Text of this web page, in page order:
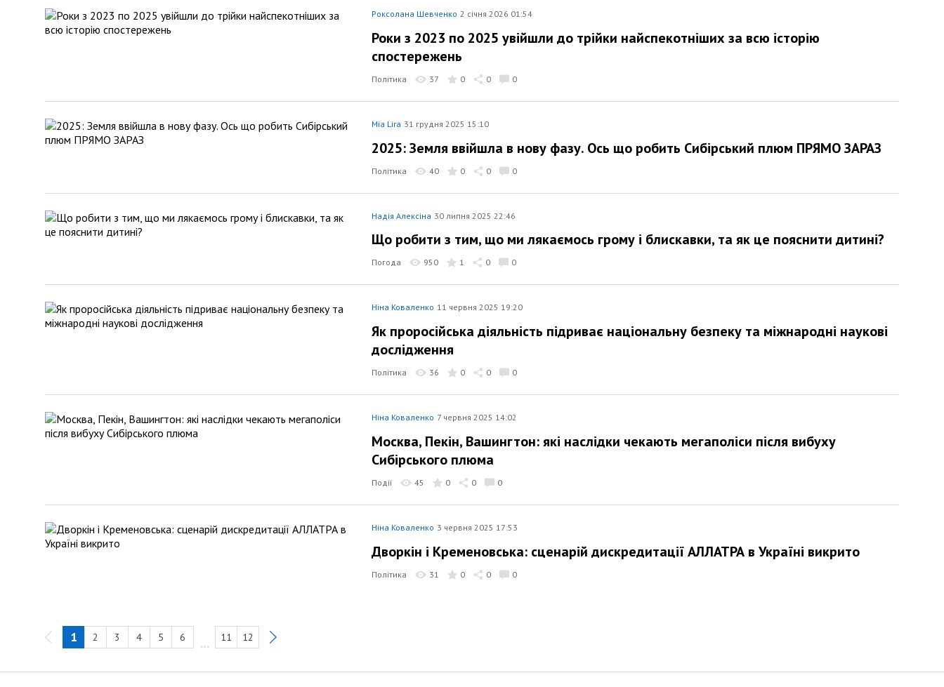
Роксолана Шевченко 2 січня 2026 01:54
Роки з 2023 по 2025 увійшли до трійки найспекотніших за всю історію
спостережень
Політика 37 0 0 0
Mia Lira 31 грудня 2025 15:10
2025: Земля ввійшла в нову фазу. Ось що робить Сибірський плюм ПРЯМО ЗАРАЗ
Політика 40 0 0 0
Надія Алексіна 30 липня 2025 22:46
Що робити з тим, що ми лякаємось грому і блискавки, та як це пояснити дитині?
Погода 950 1 0 0
Ніна Коваленко 11 червня 2025 19:20
Як проросійська діяльність підриває національну безпеку та міжнародні наукові
дослідження
Політика 36 0 0 0
Ніна Коваленко 7 червня 2025 14:02
Москва, Пекін, Вашингтон: які наслідки чекають мегаполіси після вибуху
Сибірського плюма
Події 45 0 0 0
Ніна Коваленко 3 червня 2025 17:53
Дворкін і Кременовська: сценарій дискредитації АЛЛАТРА в Україні викрито
Політика 31 0 0 0
1 2 3 4 5 6 11 12